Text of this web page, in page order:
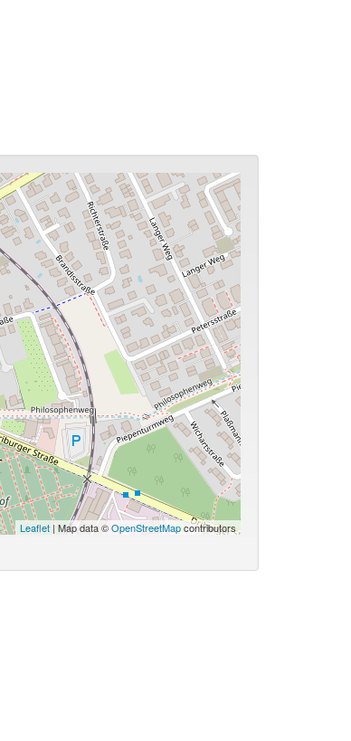
Leaflet| Map data ©OpenStreetMapcontributors